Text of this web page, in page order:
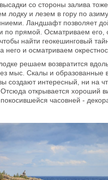
со стороны залива
лодку и лезем в гору по
Ландшафт позволяет
по прямой. Осматриваем его,
найти геокешинговый
него и осматриваем
решаем возвратится
мыс. Скалы и образованные
создают интересный, ни на
открывается хороший
часовней -